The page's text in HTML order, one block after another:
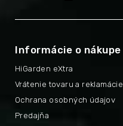
Informácie o nákupe
HiGarden eXtra
Vrátenie tovaru a reklamácie
Ochrana osobných údajov
Predajňa